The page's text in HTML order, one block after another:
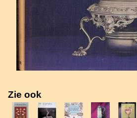
Zie ook